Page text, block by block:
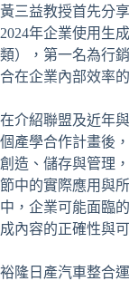
黃三益教授首先分
2024年企業使用生
類），第一名為行
合在企業內部效率
在介紹聯盟及近年
個產學合作計畫後
創造、儲存與管理
節中的實際應用與
中，企業可能面臨
成內容的正確性與
裕隆日產汽車整合